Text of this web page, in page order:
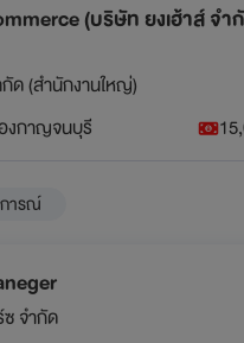
(บริษัท ยงเฮ้าส์ จำ
ด (สำนักงานใหญ่)
งกาญจนบุรี
การณ์
จำกัด